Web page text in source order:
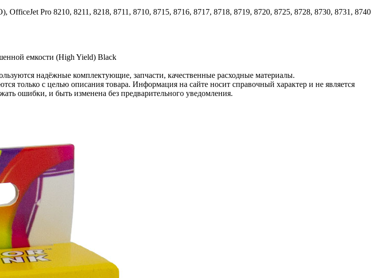
OfficeJet Pro 8210, 8211, 8218, 8711, 8710, 8715, 8716, 8717, 8718, 8719, 8720, 8725, 8728, 8730, 8731, 8740
емкости (High Yield) Black
надёжные комплектующие, запчасти, качественные расходные материалы.
только с целью описания товара. Информация на сайте носит справочный характер и не является
ошибки, и быть изменена без предварительного уведомления.